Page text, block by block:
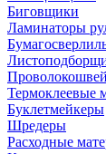
Биговщики
Ламинаторы
Термоклеевые
Буклетмейкеры
Шредеры
Расходные